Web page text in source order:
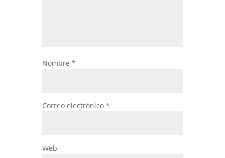
Nombre *
Correo electrónico *
Web